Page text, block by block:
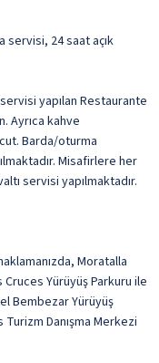
servisi, 24 saat açık
yapılan Restaurante
Ayrıca kahve
Barda/oturma
Misafirlere her
servisi yapılmaktadır.
Moratalla
Yürüyüş Parkuru ile
Bembezar Yürüyüş
Danışma Merkezi